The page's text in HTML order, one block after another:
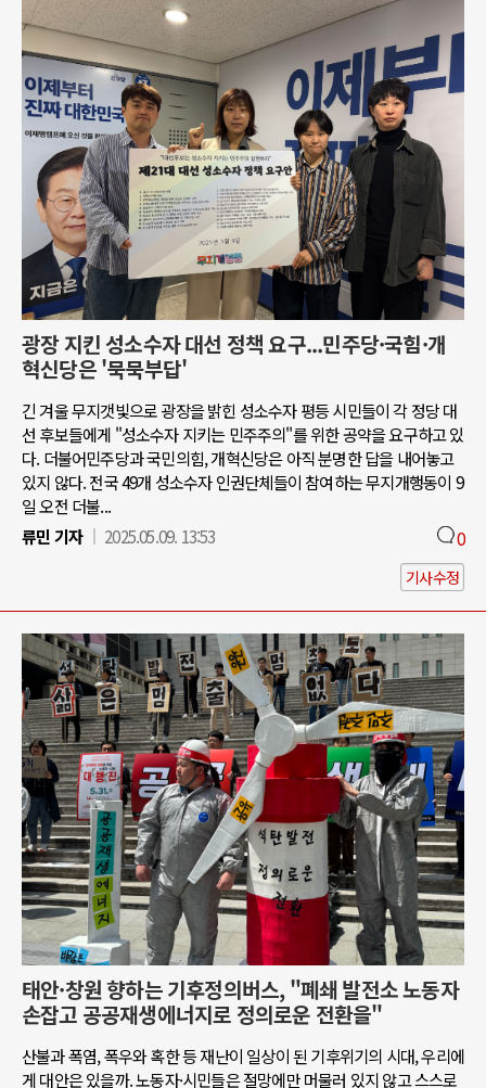
광장 지킨 성소수자 대선 정책 요구...민주당·국힘·개
혁신당은 '묵묵부답'
긴 겨울 무지갯빛으로 광장을 밝힌 성소수자 평등 시민들이 각 정당 대
선 후보들에게 "성소수자 지키는 민주주의"를 위한 공약을 요구하고 있
다. 더불어민주당과 국민의힘, 개혁신당은 아직 분명한 답을 내어놓고
있지 않다. 전국 49개 성소수자 인권단체들이 참여하는 무지개행동이 9
일 오전 더불...
류민 기자
2025.05.09. 13:53 0
기사수정
태안·창원 향하는 기후정의버스, "폐쇄 발전소 노동자
손잡고 공공재생에너지로 정의로운 전환을"
산불과 폭염, 폭우와 혹한 등 재난이 일상이 된 기후위기의 시대, 우리에
게 대안은 있을까. 노동자·시민들은 절망에만 머물러 있지 않고 스스로